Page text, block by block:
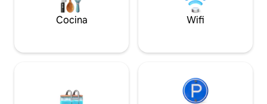
por día Aire acondicionado - PLN 30/día
Alojamiento con mascotas - 50 zł/noche
Cocina Wifi